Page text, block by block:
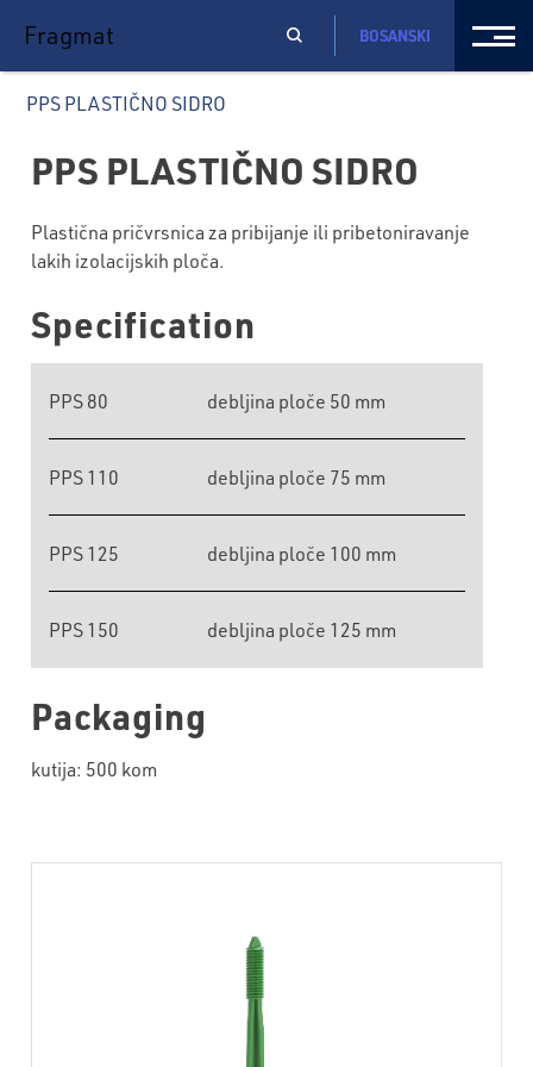
Fragmat BOSANSKI
PPS PLASTIČNO SIDRO
PPS PLASTIČNO SIDRO
Plastična pričvrsnica za pribijanje ili pribetoniravanje
lakih izolacijskih ploča.
Specification
PPS 80 debljina ploče 50 mm
PPS 110 debljina ploče 75 mm
PPS 125 debljina ploče 100 mm
PPS 150 debljina ploče 125 mm
Packaging
kutija: 500 kom